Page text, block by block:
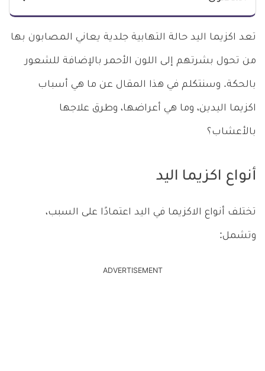
تعد اكزيما اليد حالة التهابية جلدية يعاني المصابون بها
من تحول بشرتهم إلى اللون الأحمر بالإضافة للشعور
بالحكة. وسنتكلم في هذا المقال عن ما هي أسباب
اكزيما اليدين، وما هي أعراضها، وطرق علاجها
بالأعشاب؟
أنواع اكزيما اليد
تختلف أنواع الاكزيما في اليد اعتمادًا على السبب،
وتشمل:
ADVERTISEMENT